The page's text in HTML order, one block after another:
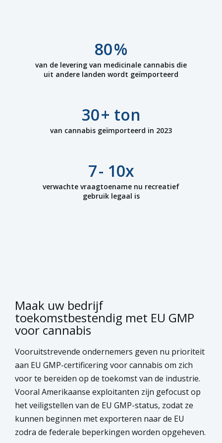
80%
van de levering van medicinale cannabis die
uit andere landen wordt geïmporteerd
30+ ton
van cannabis geïmporteerd in 2023
7- 10x
verwachte vraagtoename nu recreatief
gebruik legaal is
Maak uw bedrijf
toekomstbestendig met EU GMP
voor cannabis
Vooruitstrevende ondernemers geven nu prioriteit
aan EU GMP-certificering voor cannabis om zich
voor te bereiden op de toekomst van de industrie.
Vooral Amerikaanse exploitanten zijn gefocust op
het veiligstellen van de EU GMP-status, zodat ze
kunnen beginnen met exporteren naar de EU
zodra de federale beperkingen worden opgeheven.